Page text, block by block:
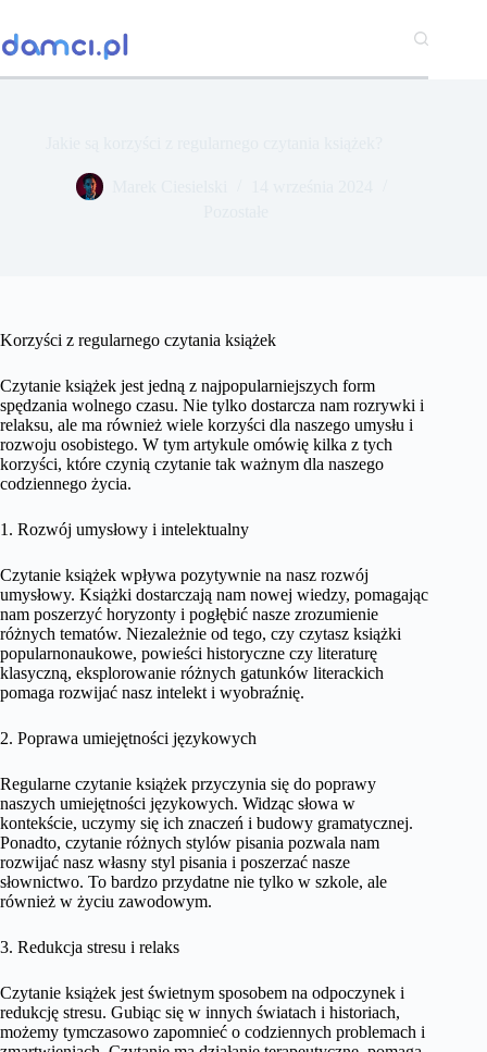
treści
Korzyści z regularnego czytania książek
Czytanie książek jest jedną z najpopularniejszych form
spędzania wolnego czasu. Nie tylko dostarcza nam rozrywki i
relaksu, ale ma również wiele korzyści dla naszego umysłu i
rozwoju osobistego. W tym artykule omówię kilka z tych
korzyści, które czynią czytanie tak ważnym dla naszego
codziennego życia.
1. Rozwój umysłowy i intelektualny
Czytanie książek wpływa pozytywnie na nasz rozwój
umysłowy. Książki dostarczają nam nowej wiedzy, pomagając
nam poszerzyć horyzonty i pogłębić nasze zrozumienie
różnych tematów. Niezależnie od tego, czy czytasz książki
popularnonaukowe, powieści historyczne czy literaturę
klasyczną, eksplorowanie różnych gatunków literackich
pomaga rozwijać nasz intelekt i wyobraźnię.
2. Poprawa umiejętności językowych
Regularne czytanie książek przyczynia się do poprawy
naszych umiejętności językowych. Widząc słowa w
kontekście, uczymy się ich znaczeń i budowy gramatycznej.
Ponadto, czytanie różnych stylów pisania pozwala nam
rozwijać nasz własny styl pisania i poszerzać nasze
słownictwo. To bardzo przydatne nie tylko w szkole, ale
również w życiu zawodowym.
3. Redukcja stresu i relaks
Czytanie książek jest świetnym sposobem na odpoczynek i
redukcję stresu. Gubiąc się w innych światach i historiach,
możemy tymczasowo zapomnieć o codziennych problemach i